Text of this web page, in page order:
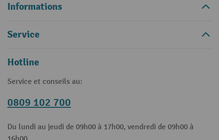
Informations
Service
Hotline
Service et conseils au:
0809 102 700
Du lundi au jeudi de 09h00 à 17h00, vendredi de 09h00 à